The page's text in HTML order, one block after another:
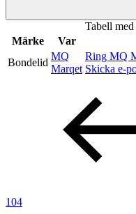
Inspiration
Lediga jobb
Tabell
Märke
Var
Bondelid
MQ
Marqet
Ring MQ
Skicka e-
104